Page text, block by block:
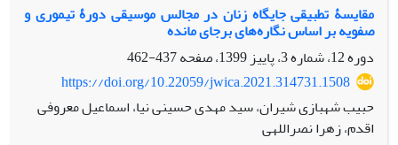
مقایسۀ تطبیقی جایگاه زنان در مجالس موسیقی دورۀ تیموری و
صفویه بر اساس نگاره‌های برجای مانده
دوره 12، شماره 3، پاییز 1399، صفحه
437-462
https://doi.org/10.22059/jwica.2021.314731.1508
حبیب شهبازی شیران، سید مهدی حسینی نیا، اسماعیل معروفی
اقدم، زهرا نصراللهی